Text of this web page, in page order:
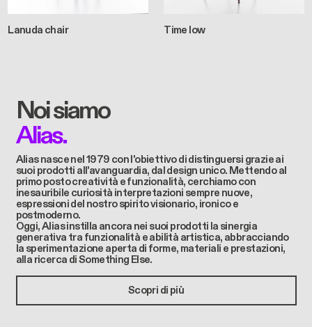
Lanuda chair Time low
Noi siamo
Alias.
Alias ​​nasce nel 1979 con l'obiettivo di distinguersi grazie ai
suoi prodotti all'avanguardia, dal design unico. Mettendo al
primo posto creatività e funzionalità, cerchiamo con
inesauribile curiosità interpretazioni sempre nuove,
espressioni del nostro spirito visionario, ironico e
postmoderno.
Oggi, Alias instilla ancora nei suoi prodotti la sinergia
generativa tra funzionalità e abilità artistica, abbracciando
la sperimentazione aperta di forme, materiali e prestazioni,
alla ricerca di Something Else.
Scopri di più